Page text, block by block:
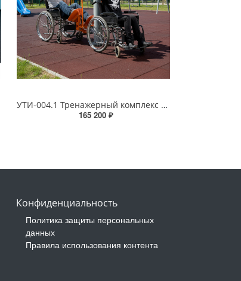
УТИ-004.1 Тренажерный комплекс для инвалидов
165 200 ₽
Конфиденциальность
Политика защиты персональных
данных
Правила использования контента